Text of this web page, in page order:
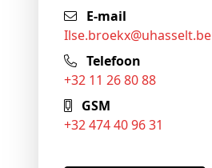
E-mail
ilse.broekx@uhasselt.be
Telefoon
+32 11 26 80 88
GSM
+32 474 40 96 31